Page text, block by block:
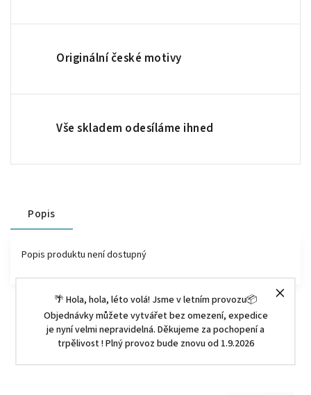
🌴 Hola, hola, léto volá! Jsme v letním provozu📦
Objednávky můžete vytvářet bez omezení, expedice
je nyní velmi nepravidelná. Děkujeme za pochopení a
trpělivost ! Plný provoz bude znovu od 1.9.2026
Originální české motivy
Vše skladem odesíláme ihned
Popis
Popis produktu není dostupný